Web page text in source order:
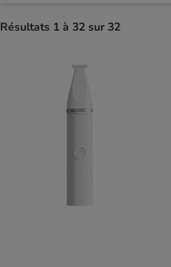
Résultats 1 à 32 sur 32